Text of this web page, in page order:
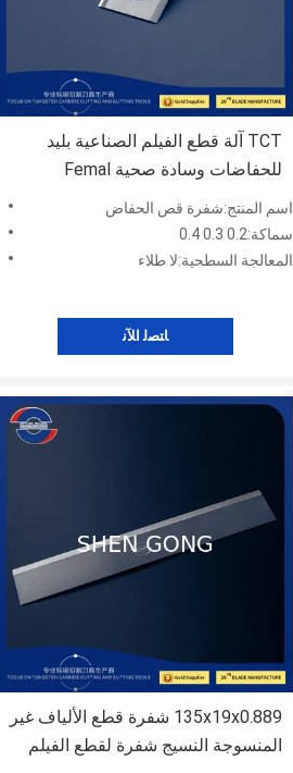
TCT آلة قطع الفيلم الصناعية بليد
للحفاضات وسادة صحية Femal
اسم المنتج:شفرة قص الحفاض
سماكة:0.2 0.3 0.4
المعالجة السطحية:لا طلاء
ﺎﺘﺼﻟ ﺍﻶﻧ
135x19x0.889 شفرة قطع الألياف غير
المنسوجة النسيج شفرة لقطع الفيلم